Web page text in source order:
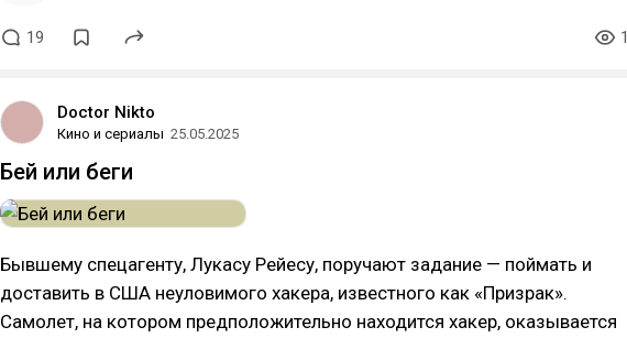
19
Doctor Nikto
Кино и сериалы 25.05.2025
Бей или беги
Бывшему спецагенту, Лукасу Рейесу, поручают задание — поймать и
доставить в США неуловимого хакера, известного как «Призрак».
Самолет, на котором предположительно находится хакер, оказывается